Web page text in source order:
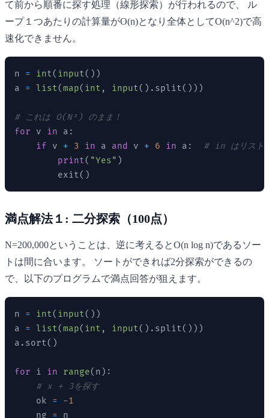
て前から順番に探す処理（線形探索）が行われるので、 ル
ープ１つあたりの計算量がO(n)となり全体としてO(n^2)で高
速化できません。
n = int( input( ) )
a = list(map( int , input( ) . split( ) ) )
# これは O(N²) のまま！
for v in a :
if v + 3 in a and v + 6 in a :
# in はリスト
print( "Yes" )
        exit
( )
満点解法１: 二分探索（100点）
N=200,000ということは、逆に考えるとO(n log n)であるソー
トは間に合います。 ソートができれば2分探索ができるの
で、以下のプログラムで満点回答が狙えます。
n = int( input( ) )
a = list(map( int , input( ) . split( ) ) )
a . sort( )
for i in range( n ) :
# x + 3を探す
    ok
= -1
    ng
= n